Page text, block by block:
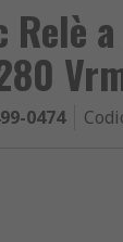
Relè
0474